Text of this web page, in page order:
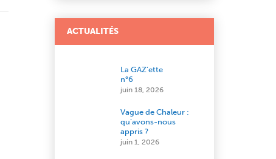
ACTUALITÉS
La GAZ’ette
n°6
juin 18, 2026
Vague de Chaleur :
qu’avons-nous
appris ?
juin 1, 2026